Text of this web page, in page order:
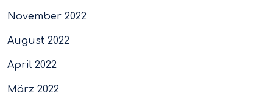
November 2022
August 2022
April 2022
März 2022